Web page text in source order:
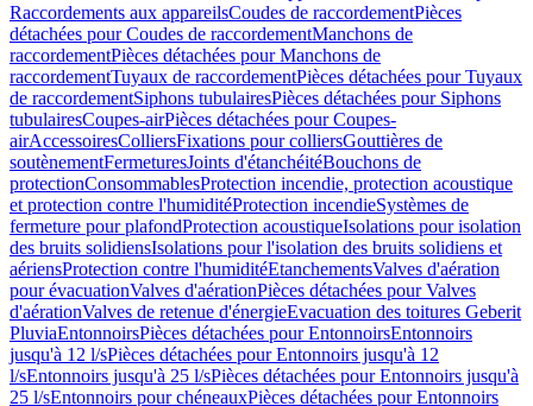
Raccordements aux appareilsCoudes de raccordementPièces
détachées pour Coudes de raccordementManchons de
raccordementPièces détachées pour Manchons de
raccordementTuyaux de raccordementPièces détachées pour Tuyaux
de raccordementSiphons tubulairesPièces détachées pour Siphons
tubulairesCoupes-airPièces détachées pour Coupes-
airAccessoiresColliersFixations pour colliersGouttières de
soutènementFermeturesJoints d'étanchéitéBouchons de
protectionConsommablesProtection incendie, protection acoustique
et protection contre l'humiditéProtection incendieSystèmes de
fermeture pour plafondProtection acoustiqueIsolations pour isolation
des bruits solidiensIsolations pour l'isolation des bruits solidiens et
aériensProtection contre l'humiditéEtanchementsValves d'aération
pour évacuationValves d'aérationPièces détachées pour Valves
d'aérationValves de retenue d'énergieEvacuation des toitures Geberit
PluviaEntonnoirsPièces détachées pour EntonnoirsEntonnoirs
jusqu'à 12 l/sPièces détachées pour Entonnoirs jusqu'à 12
l/sEntonnoirs jusqu'à 25 l/sPièces détachées pour Entonnoirs jusqu'à
25 l/sEntonnoirs pour chéneauxPièces détachées pour Entonnoirs